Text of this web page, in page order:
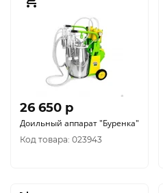
26 650 p
Доильный аппарат "Буренка"
Код товара: 023943